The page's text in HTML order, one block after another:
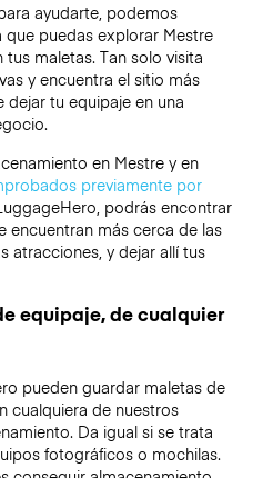
ayudarte, podemos
puedas explorar Mestre
maletas. Tan solo visita
y encuentra el sitio más
tu equipaje en una
en Mestre y en
previamente por
podrás encontrar
encuentran más cerca de las
atracciones, y dejar allí tus
equipaje, de cualquier
pueden guardar maletas de
cualquiera de nuestros
Da igual si se trata
fotográficos o mochilas.